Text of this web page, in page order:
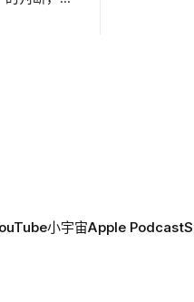
小规模越
小宇宙Apple Podcast